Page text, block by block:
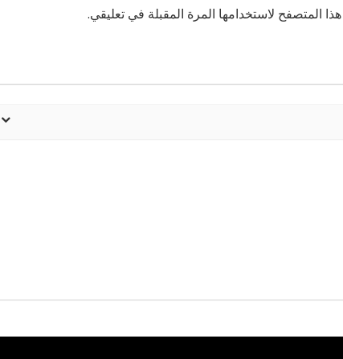
المتصفح لاستخدامها المرة المقبلة في تعليقي.